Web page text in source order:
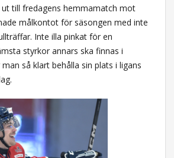
till fredagens hemmamatch mot
målkontot för säsongen med inte
Inte illa pinkat för en
styrkor annars ska finnas i
så klart behålla sin plats i ligans